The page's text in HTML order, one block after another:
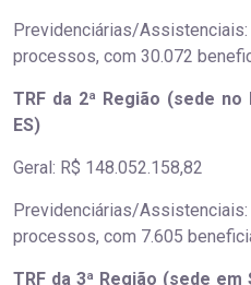
Previdenciárias/
processos, com 30.072
TRF da 2ª Região (sede
ES)
Geral: R$ 148.052.158,82
Previdenciárias/
processos, com 7.605
TRF da 3ª Região (sede